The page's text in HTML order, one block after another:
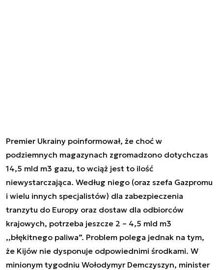
Premier Ukrainy poinformował, że choć w
podziemnych magazynach zgromadzono dotychczas
14,5 mld m3 gazu, to wciąż jest to ilość
niewystarczająca. Według niego (oraz szefa Gazpromu
i wielu innych specjalistów) dla zabezpieczenia
tranzytu do Europy oraz dostaw dla odbiorców
krajowych, potrzeba jeszcze 2 – 4,5 mld m3
,,błękitnego paliwa”. Problem polega jednak na tym,
że Kijów nie dysponuje odpowiednimi środkami. W
minionym tygodniu Wołodymyr Demczyszyn, minister